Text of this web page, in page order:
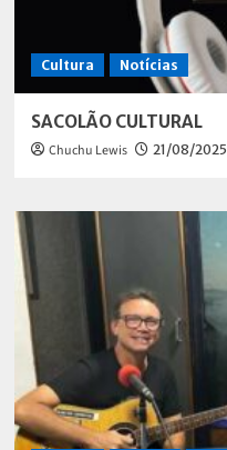
Cultura Notícias
SACOLÃO CULTURAL
Chuchu Lewis 21/08/2025